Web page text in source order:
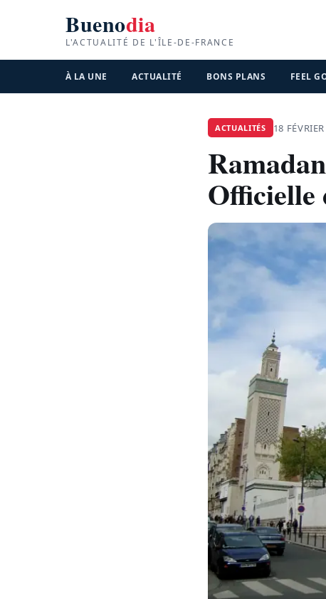
Buenodia
L'ACTUALITÉ DE L'ÎLE-DE-FRANCE
À LA UNE ACTUALITÉ BONS PLANS FEEL
ACTUALITÉS 18
Officielle